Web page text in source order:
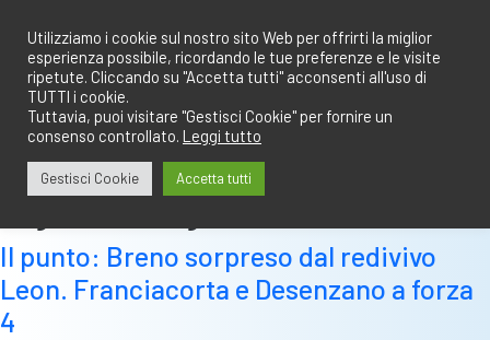
contenuto
Il punto: Breno sorpreso dal redivivo
Leon. Franciacorta e Desenzano a forza
4
Utilizziamo i cookie sul nostro sito Web per offrirti la miglior
esperienza possibile, ricordando le tue preferenze e le visite
ripetute. Cliccando su "Accetta tutti" acconsenti all'uso di
TUTTI i cookie.
Tuttavia, puoi visitare "Gestisci Cookie" per fornire un
consenso controllato. Leggi tutto
Gestisci Cookie Accetta tutti